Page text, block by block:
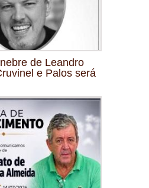
de Leandro
e Palos será